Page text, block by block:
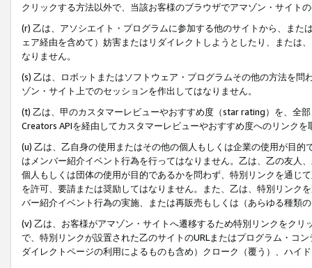
クリックする方法以外で、当該お客様のブラウザでアマゾン・サイト
(r) 乙は、アソシエイト・プログラムに参加する他のサイトから、ま
ェア経由を含めて）妨害またはリダイレクトしようとしたり、または
なりません。
(s) 乙は、ロボットまたはソフトウェア・プログラムその他の方法を
ゾン・サイト上でのセッションを作出してはなりません。
(t) 乙は、甲のカスタマーレビューやおすすめ度（star rating）を、全
Creators APIを経由してカスタマーレビューやおすすめ度へのリンクを
(u) 乙は、乙自身の使用またはその他の個人もしくは企業の使用が目
はメンバー紹介イベント行為を行ってはなりません。乙は、乙の友人
個人もしくは団体の使用が目的であるかを問わず、特別リンクを通じ
を許可、要請または奨励してはなりません。また、乙は、特別リンク
バー紹介イベント行為の実施、または再販売もしくは（あらゆる種類
(v) 乙は、お客様がアマゾン・サイトへ遷移するため特別リンクをク
で、特別リンクが設置された乙のサイトのURLまたはプログラム・コ
ダイレクトページの利用によるものも含め）クローク（覆う）、ハイ